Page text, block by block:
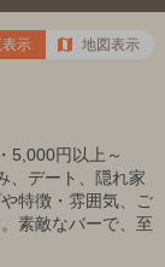
示 地図表示
5,000円以上～
、デート、隠れ家
特徴・雰囲気、ご
素敵なバーで、至